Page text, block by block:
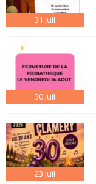
31 Juil
30Juil
23 Juil